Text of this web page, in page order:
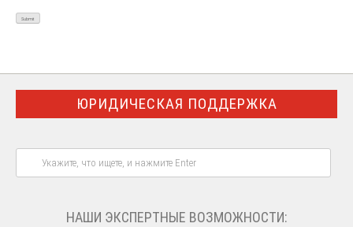
ЮРИДИЧЕСКАЯ ПОДДЕРЖКА
НАШИ ЭКСПЕРТНЫЕ ВОЗМОЖНОСТИ: